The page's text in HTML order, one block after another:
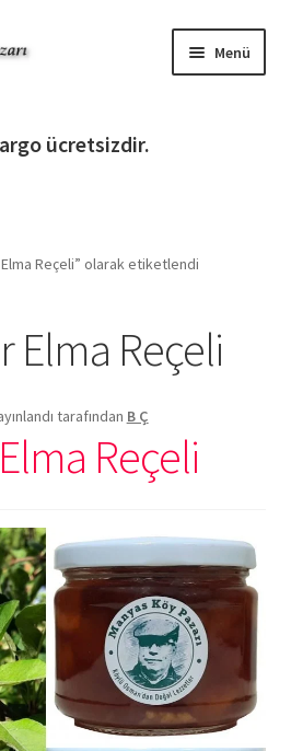
Menü
ücretsizdir.
Elma Reçeli” olarak etiketlendi
Elma Reçeli
tarafından B Ç
Elma Reçeli